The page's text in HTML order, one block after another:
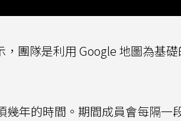
團隊是利用 Google 地圖為基
年的時間。期間成員會每隔一